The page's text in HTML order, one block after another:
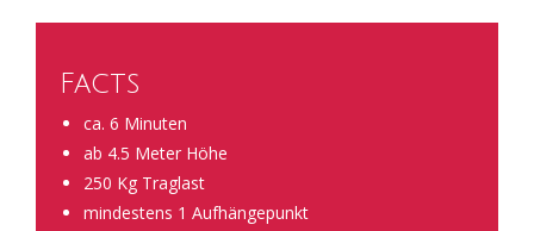
Facts
ca. 6 Minuten
ab 4.5 Meter Höhe
250 Kg Traglast
mindestens 1 Aufhängepunkt